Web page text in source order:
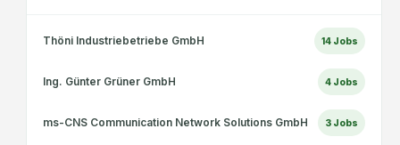
Thöni Industriebetriebe GmbH 14 Jobs
Ing. Günter Grüner GmbH 4 Jobs
ms-CNS Communication Network Solutions GmbH 3 Jobs